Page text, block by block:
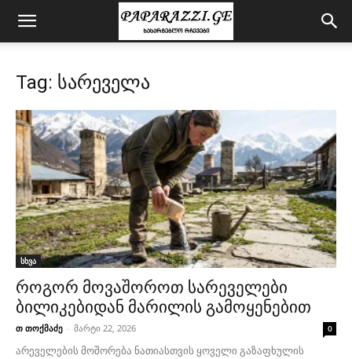
Tag: სარეველა
სხვა
როგორ მოვაშოროთ სარეველები
ბილიკებიდან მარილის გამოყენებით
თ თოქმაძე - მარტი 22, 2026 0
არეველების მოშორება ნათიასთვის ყოველი გაზაფხულის